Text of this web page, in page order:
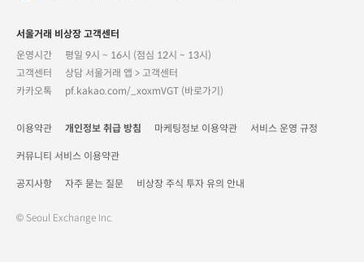
서울거래 비상장 고객센터
운영시간
평일 9시 ~ 16시 (점심 12시 ~ 13시)
고객센터
상담 서울거래 앱 > 고객센터
카카오톡
pf.kakao.com/_xoxmVGT (바로가기)
이용약관 개인정보 취급 방침 마케팅정보 이용약관 서비스 운영 규정
커뮤니티 서비스 이용약관
공지사항 자주 묻는 질문 비상장 주식 투자 유의 안내
© Seoul Exchange Inc.